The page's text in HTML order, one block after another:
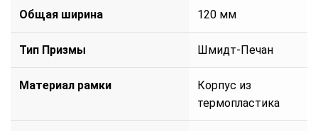
Общая ширина 120 мм
Тип Призмы Шмидт-Печан
Материал рамки
Корпус из
термопластика